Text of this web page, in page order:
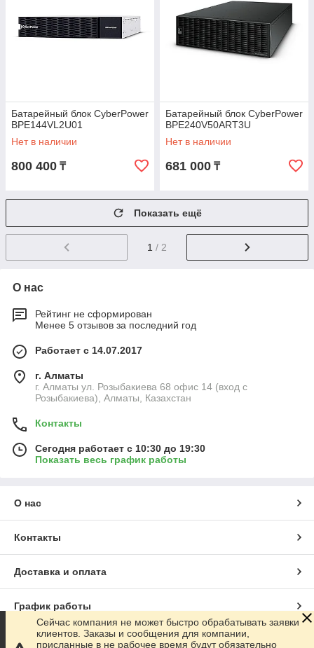
Батарейный блок CyberPower
BPE144VL2U01
Нет в наличии
800 400 ₸
Батарейный блок CyberPower
BPE240V50ART3U
Нет в наличии
681 000 ₸
Показать ещё
1 / 2
О нас
Рейтинг не сформирован
Менее 5 отзывов за последний год
Работает с 14.07.2017
г. Алматы
г. Алматы ул. Розыбакиева 68 офис 14 (вход с
Розыбакиева), Алматы, Казахстан
Контакты
Сегодня работает с 10:30 до 19:30
Показать весь график работы
О нас
Контакты
Доставка и оплата
График работы
Полная версия сайта
Сейчас компания не может быстро обрабатывать заявки
клиентов. Заказы и сообщения для компании,
присланные в не рабочее время будут обязательно